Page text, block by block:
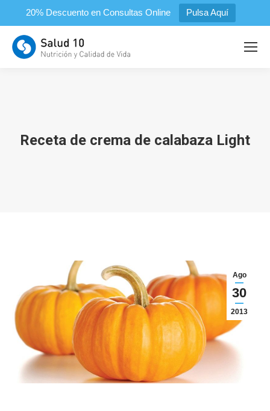
20% Descuento en Consultas Online Pulsa Aquí
Receta de crema de calabaza Light
Ago
30
2013